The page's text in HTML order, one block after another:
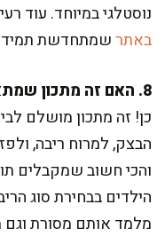
נוסטלגי במיוחד. עוד
באתרשמתחדשת תמיד
8. האם זה מתכון שמתאים להכנה עם ילדים?
כן! זה מתכון מושלם
הבצק, למרוח ריבה,
והכי חשוב שמקבלים
הילדים בבחירת סוג
מלמד אותם מסורת וגם